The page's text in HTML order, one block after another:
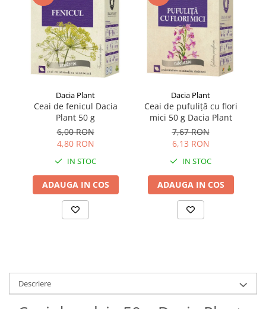
Dacia Plant
Ceai de fenicul Dacia
Plant 50 g
6,00 RON
4,80 RON
IN STOC
ADAUGA IN COS
Dacia Plant
Ceai de pufuliță cu flori
mici 50 g Dacia Plant
7,67 RON
6,13 RON
IN STOC
ADAUGA IN COS
Descriere